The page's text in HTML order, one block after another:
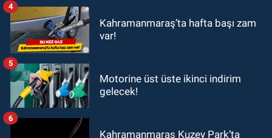
Kahramanmaraş’ta hafta başı zam
var!
4
Motorine üst üste ikinci indirim
gelecek!
5
Kahramanmaraş Kuzey Park’ta
6